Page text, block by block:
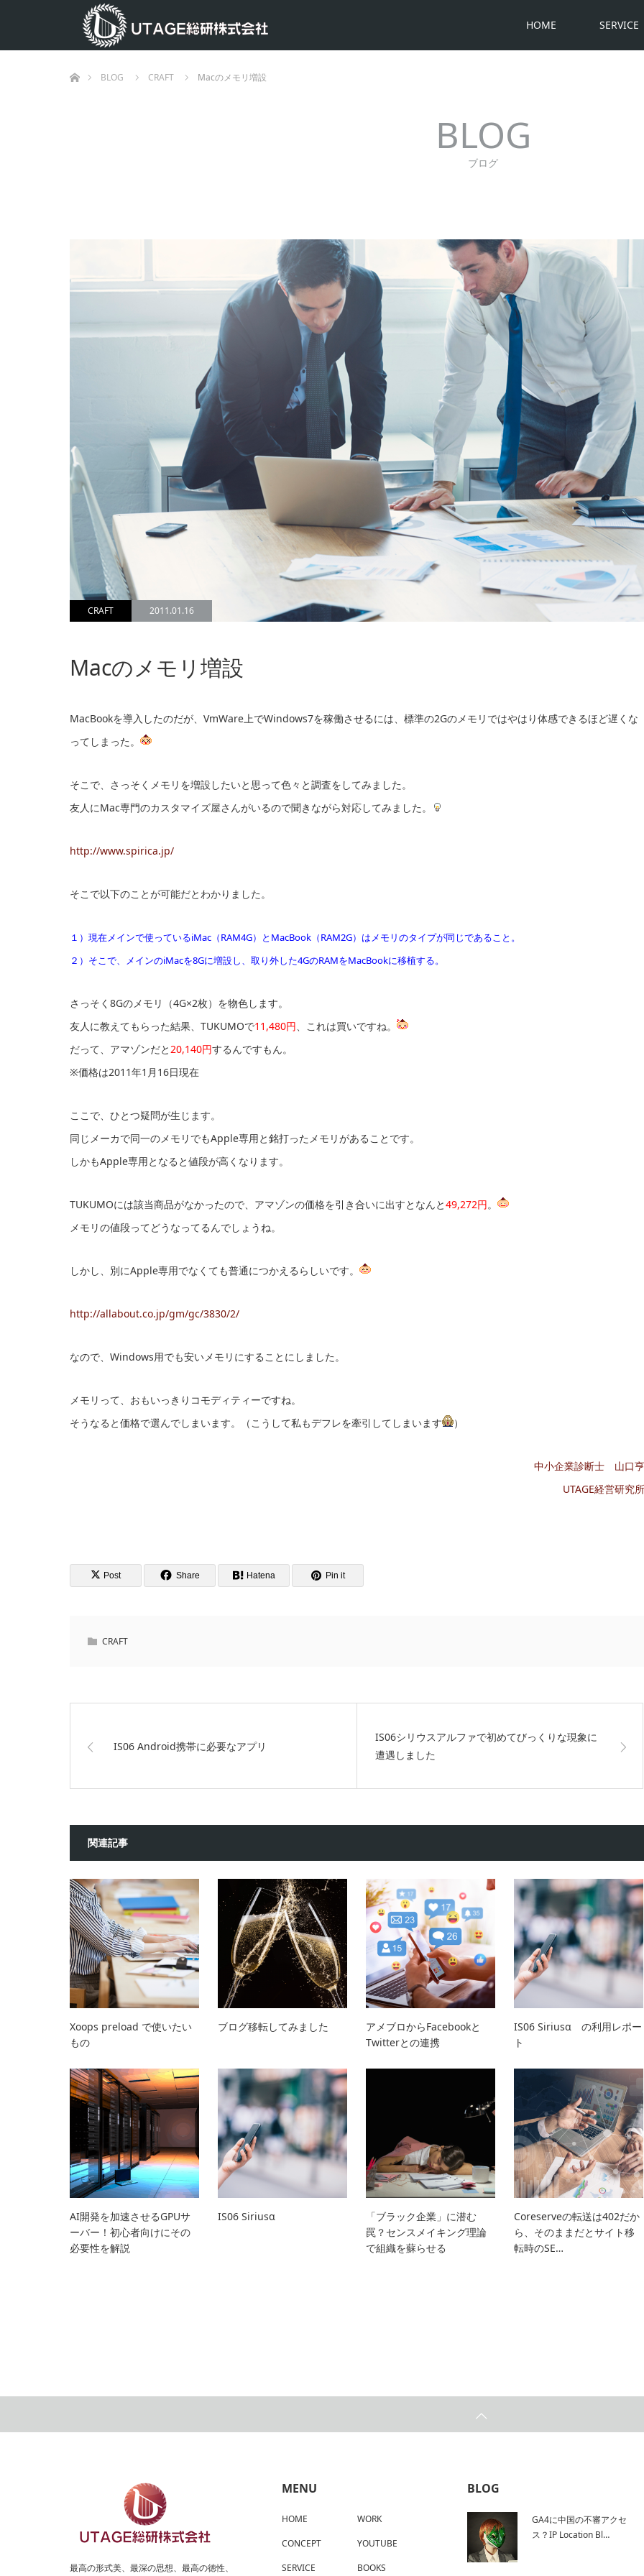
HOME SERVICE
BLOG
CRAFT Macのメモリ増設
BLOG
ブログ
CRAFT 2011.01.16
Macのメモリ増設
MacBookを導入したのだが、VmWare上でWindows7を稼働させるには、標準の2Gのメモリではやはり体感できるほど遅くな
ってしまった。
そこで、さっそくメモリを増設したいと思って色々と調査をしてみました。
友人にMac専門のカスタマイズ屋さんがいるので聞きながら対応してみました。
http://www.spirica.jp/
そこで以下のことが可能だとわかりました。
１）現在メインで使っているiMac（RAM4G）とMacBook（RAM2G）はメモリのタイプが同じであること。
２）そこで、メインのiMacを8Gに増設し、取り外した4GのRAMをMacBookに移植する。
さっそく8Gのメモリ（4G×2枚）を物色します。
友人に教えてもらった結果、TUKUMOで11,480円、これは買いですね。
だって、アマゾンだと20,140円するんですもん。
※価格は2011年1月16日現在
ここで、ひとつ疑問が生じます。
同じメーカで同一のメモリでもApple専用と銘打ったメモリがあることです。
しかもApple専用となると値段が高くなります。
TUKUMOには該当商品がなかったので、アマゾンの価格を引き合いに出すとなんと49,272円。
メモリの値段ってどうなってるんでしょうね。
しかし、別にApple専用でなくても普通につかえるらしいです。
http://allabout.co.jp/gm/gc/3830/2/
なので、Windows用でも安いメモリにすることにしました。
メモリって、おもいっきりコモディティーですね。
そうなると価格で選んでしまいます。（こうして私もデフレを牽引してしまいます
）
中小企業診断士 山口亨
UTAGE経営研究所
Post Share Hatena Pin it
CRAFT
IS06 Android携帯に必要なアプリ
IS06シリウスアルファで初めてびっくりな現象に
遭遇しました
関連記事
Xoops preload で使いたい
もの
ブログ移転してみました
アメブロからFacebookと
Twitterとの連携
IS06 Siriusα の利用レポー
ト
AI開発を加速させるGPUサ
ーバー！初心者向けにその
必要性を解説
IS06 Siriusα
「ブラック企業」に潜む
罠？センスメイキング理論
で組織を蘇らせる
Coreserveの転送は402だか
ら、そのままだとサイト移
転時のSE…
MENU
HOME
CONCEPT
SERVICE
WORK
YOUTUBE
BOOKS
BLOG
GA4に中国の不審アクセ
ス？IP Location Bl…
最高の形式美、最深の思想、最高の徳性、